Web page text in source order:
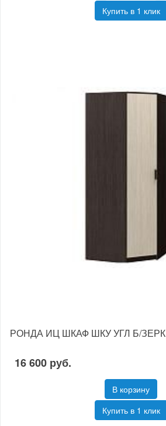
Купить в 1 клик
РОНДА ИЦ ШКАФ ШКУ УГЛ Б/ЗЕРК
16 600 руб.
В корзину
Купить в 1 клик